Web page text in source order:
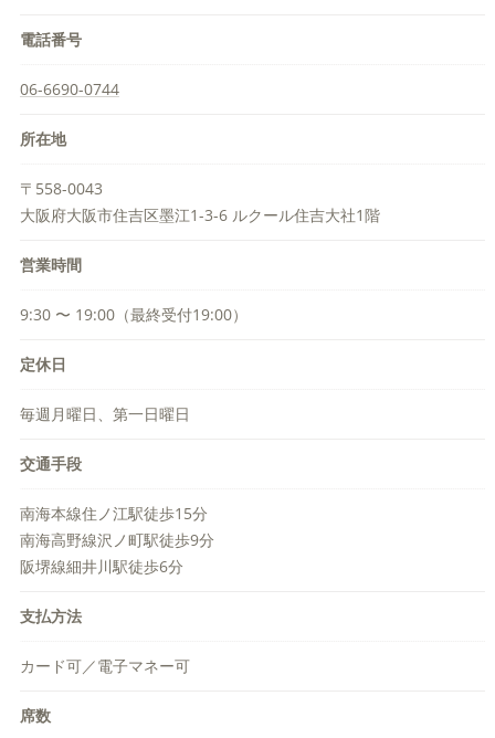
電話番号
06-6690-0744
所在地
〒558-0043
大阪府大阪市住吉区墨江1-3-6 ルクール住吉大社1階
営業時間
9:30 〜 19:00（最終受付19:00）
定休日
毎週月曜日、第一日曜日
交通手段
南海本線住ノ江駅徒歩15分
南海高野線沢ノ町駅徒歩9分
阪堺線細井川駅徒歩6分
支払方法
カード可／電子マネー可
席数